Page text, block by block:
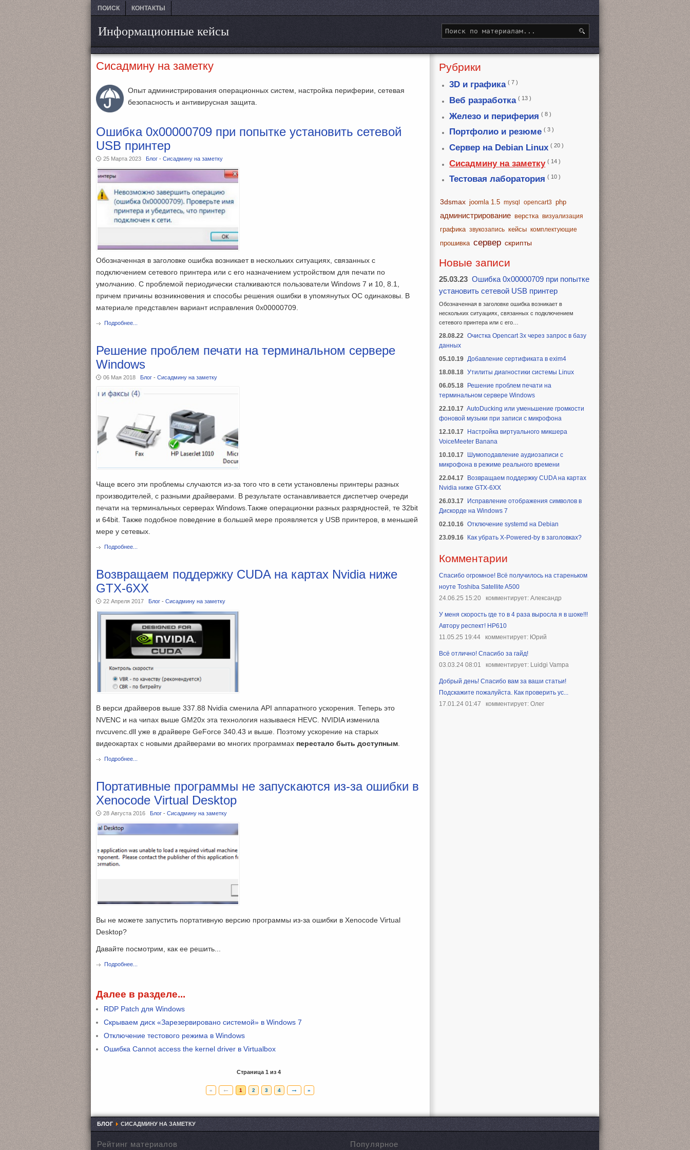
ПОИСК КОНТАКТЫ
Информационные кейсы
Сисадмину на заметку
Опыт администрирования операционных систем, настройка периферии, сетевая
безопасность и антивирусная защита.
Ошибка 0x00000709 при попытке установить сетевой
USB принтер
25 Марта 2023 Блог - Сисадмину на заметку
Обозначенная в заголовке ошибка возникает в нескольких ситуациях, связанных с
подключением сетевого принтера или с его назначением устройством для печати по
умолчанию. С проблемой периодически сталкиваются пользователи Windows 7 и 10, 8.1,
причем причины возникновения и способы решения ошибки в упомянутых ОС одинаковы. В
материале представлен вариант исправления 0x00000709.
Подробнее...
Решение проблем печати на терминальном сервере
Windows
06 Мая 2018 Блог - Сисадмину на заметку
Чаще всего эти проблемы случаются из-за того что в сети установлены принтеры разных
производителей, с разными драйверами. В результате останавливается диспетчер очереди
печати на терминальных серверах Windows.Также операционки разных разрядностей, те 32bit
и 64bit. Также подобное поведение в большей мере проявляется у USB принтеров, в меньшей
мере у сетевых.
Подробнее...
Возвращаем поддержку CUDA на картах Nvidia ниже
GTX-6XX
22 Апреля 2017 Блог - Сисадмину на заметку
В верси драйверов выше 337.88 Nvidia сменила API аппаратного ускорения. Теперь это
NVENC и на чипах выше GM20x эта технология называеся HEVC. NVIDIA изменила
nvcuvenc.dll уже в драйвере GeForce 340.43 и выше. Поэтому ускорение на старых
видеокартах с новыми драйверами во многих программах перестало быть доступным
Подробнее...
Портативные программы не запускаются из-за ошибки в
Xenocode Virtual Desktop
28 Августа 2016 Блог - Сисадмину на заметку
Вы не можете запустить портативную версию программы из-за ошибки в Xenocode Virtual
Desktop?
Давайте посмотрим, как ее решить...
Подробнее...
Далее в разделе...
RDP Patch для Windows
Скрываем диск «Зарезервировано системой» в Windows 7
Отключение тестового режима в Windows
Ошибка Cannot access the kernel driver в Virtualbox
Страница 1 из 4
« ← 1 2 3 4 → »
Рубрики
3D и графика ( 7 )
Веб разработка ( 13 )
Железо и периферия ( 8 )
Портфолио и резюме ( 3 )
Сервер на Debian Linux ( 20 )
Сисадмину на заметку ( 14 )
Тестовая лаборатория ( 10 )
3dsmax joomla 1.5 mysql opencart3 php
администрирование верстка визуализация
графика звукозапись кейсы комплектующие
прошивка сервер скрипты
Новые записи
25.03.23 Ошибка 0x00000709 при попытке
установить сетевой USB принтер
Обозначенная в заголовке ошибка возникает в
нескольких ситуациях, связанных с подключением
сетевого принтера или с его…
28.08.22 Очистка Opencart 3x через запрос в базу
данных
05.10.19 Добавление сертификата в exim4
18.08.18 Утилиты диагностики системы Linux
06.05.18 Решение проблем печати на
терминальном сервере Windows
22.10.17 AutoDucking или уменьшение громкости
фоновой музыки при записи с микрофона
12.10.17
Настройка виртуального микшера
VoiceMeeter Banana
10.10.17
Шумоподавление аудиозаписи с
микрофона в режиме реального времени
22.04.17
Возвращаем поддержку CUDA на картах
Nvidia ниже GTX-6XX
26.03.17
Исправление отображения символов в
Дискорде на Windows 7
02.10.16 Отключение systemd на Debian
23.09.16 Как убрать X-Powered-by в заголовках?
Комментарии
Спасибо огромное! Всё получилось на стареньком
ноуте Toshiba Satellite A500
24.06.25 15:20 комментирует: Александр
У меня скорость где то в 4 раза выросла я в шоке!!!
Автору респект! HP610
11.05.25 19:44 комментирует: Юрий
Всё отлично! Спасибо за гайд!
03.03.24 08:01
комментирует: Luidgi Vampa
Добрый день! Спасибо вам за ваши статьи!
Подскажите пожалуйста. Как проверить ус...
17.01.24 01:47 комментирует: Олег
БЛОГ СИСАДМИНУ НА ЗАМЕТКУ
Рейтинг материалов Популярное